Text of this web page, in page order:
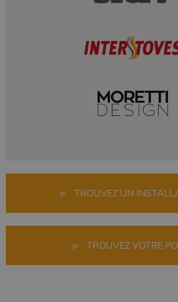
▶ TROUVEZ UN
▶ TROUVEZ VOTRE